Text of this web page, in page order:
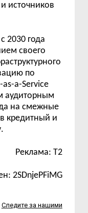
источников
2030 года
своего
по
a-Service
аудиторным
на смежные
кредитный и
Реклама: Т2
2SDnjePFiMG
Следите за нашими